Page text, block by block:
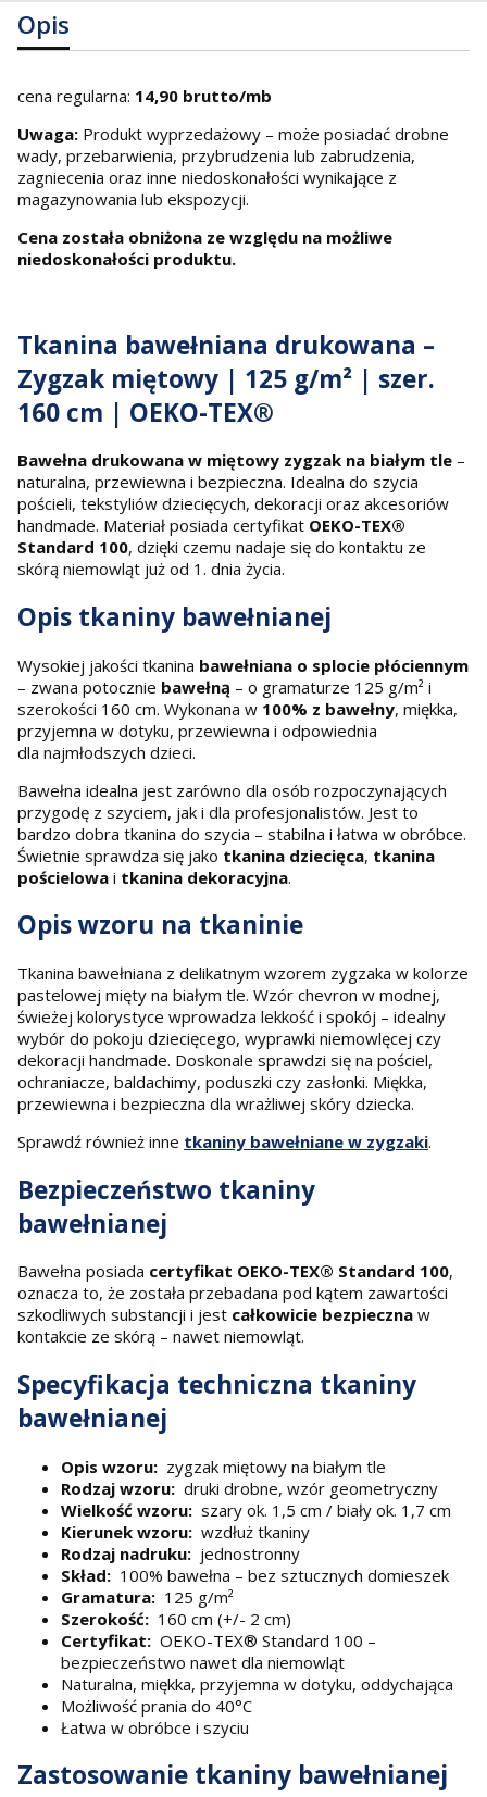
Opis
cena regularna: 14,90 brutto/mb
Uwaga: Produkt wyprzedażowy – może posiadać drobne
wady, przebarwienia, przybrudzenia lub zabrudzenia,
zagniecenia oraz inne niedoskonałości wynikające z
magazynowania lub ekspozycji.
Cena została obniżona ze względu na możliwe
niedoskonałości produktu.
Tkanina bawełniana drukowana –
Zygzak miętowy | 125 g/m² | szer.
160 cm | OEKO-TEX®
Bawełna drukowana w miętowy zygzak na białym tle –
naturalna, przewiewna i bezpieczna. Idealna do szycia
pościeli, tekstyliów dziecięcych, dekoracji oraz akcesoriów
handmade. Materiał posiada certyfikat OEKO-TEX®
Standard 100, dzięki czemu nadaje się do kontaktu ze
skórą niemowląt już od 1. dnia życia.
Opis tkaniny bawełnianej
Wysokiej jakości tkanina bawełniana o splocie płóciennym
– zwana potocznie bawełną – o gramaturze 125 g/m² i
szerokości 160 cm. Wykonana w 100% z bawełny, miękka,
przyjemna w dotyku, przewiewna i odpowiednia
dla najmłodszych dzieci.
Bawełna idealna jest zarówno dla osób rozpoczynających
przygodę z szyciem, jak i dla profesjonalistów. Jest to
bardzo dobra tkanina do szycia – stabilna i łatwa w obróbce.
Świetnie sprawdza się jako tkanina dziecięca, tkanina
pościelowa i tkanina dekoracyjna.
Opis wzoru na tkaninie
Tkanina bawełniana z delikatnym wzorem zygzaka w kolorze
pastelowej mięty na białym tle. Wzór chevron w modnej,
świeżej kolorystyce wprowadza lekkość i spokój – idealny
wybór do pokoju dziecięcego, wyprawki niemowlęcej czy
dekoracji handmade. Doskonale sprawdzi się na pościel,
ochraniacze, baldachimy, poduszki czy zasłonki. Miękka,
przewiewna i bezpieczna dla wrażliwej skóry dziecka.
Sprawdź również inne tkaniny bawełniane w zygzaki.
Bezpieczeństwo tkaniny
bawełnianej
Bawełna posiada certyfikat OEKO-TEX® Standard 100,
oznacza to, że została przebadana pod kątem zawartości
szkodliwych substancji i jest całkowicie bezpieczna w
kontakcie ze skórą – nawet niemowląt.
Specyfikacja techniczna tkaniny
bawełnianej
Opis wzoru: zygzak miętowy na białym tle
Rodzaj wzoru: druki drobne, wzór geometryczny
Wielkość wzoru: szary ok. 1,5 cm / biały ok. 1,7 cm
Kierunek wzoru: wzdłuż tkaniny
Rodzaj nadruku: jednostronny
Skład: 100% bawełna – bez sztucznych domieszek
Gramatura: 125 g/m²
Szerokość: 160 cm (+/- 2 cm)
Certyfikat: OEKO-TEX® Standard 100 –
bezpieczeństwo nawet dla niemowląt
Naturalna, miękka, przyjemna w dotyku, oddychająca
Możliwość prania do 40°C
Łatwa w obróbce i szyciu
Zastosowanie tkaniny bawełnianej